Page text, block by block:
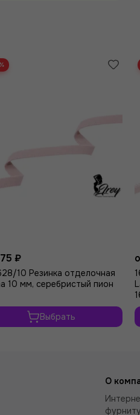
₽
10 Резинка отделочная
10 мм, серебристый пион
Выбрать
О